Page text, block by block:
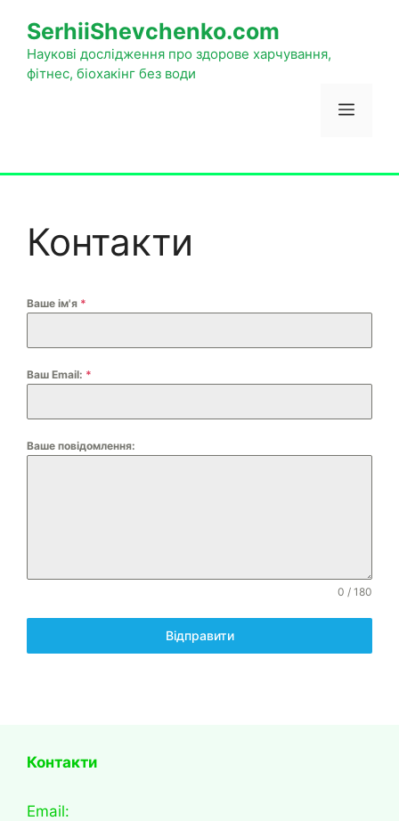
вмістуSerhiiShevchenko.com
Наукові дослідження про здорове харчування,
фітнес, біохакінг без води
Меню
Контакти
Ваше ім'я *
Ваш Email: *
Ваше повідомлення:
0 / 180
Відправити
Контакти
Email: